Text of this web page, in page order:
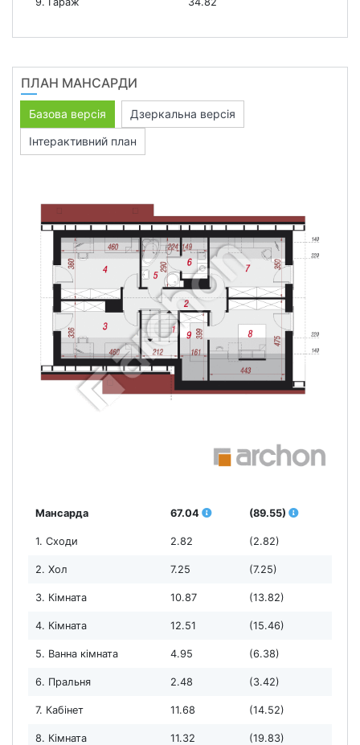
ПЛАН МАНСАРДИ
Базова версія
Дзеркальна версія
Інтерактивний план
Мансарда 67.04 (89.55)
1. Сходи 2.82 (2.82)
2. Хол 7.25 (7.25)
3. Кімната 10.87 (13.82)
4. Кімната 12.51 (15.46)
5. Ванна кімната 4.95 (6.38)
6. Пральня 2.48 (3.42)
7. Кабінет 11.68 (14.52)
8. Кімната 11.32 (19.83)